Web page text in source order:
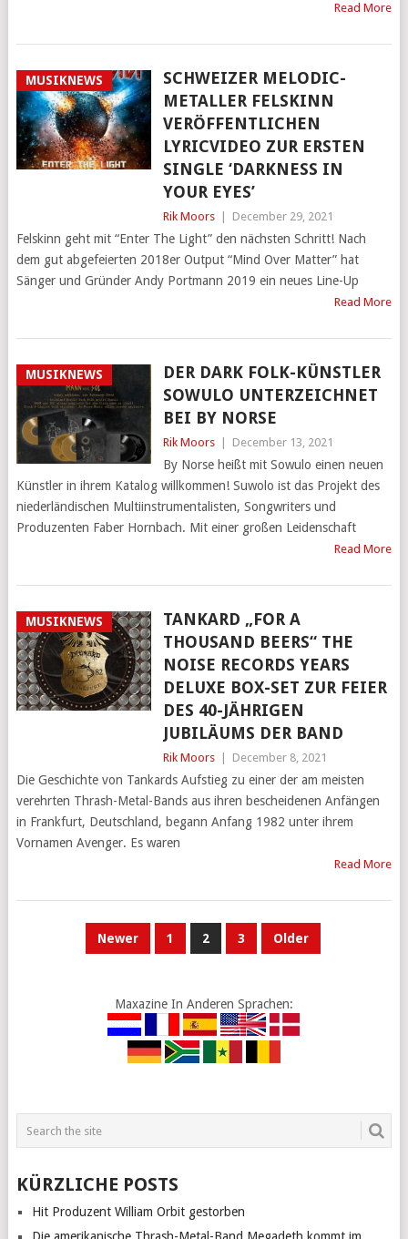
Read More
MUSIKNEWS
SCHWEIZER MELODIC-
METALLER FELSKINN
VERÖFFENTLICHEN
LYRICVIDEO ZUR ERSTEN
SINGLE ‘DARKNESS IN
YOUR EYES’
Rik Moors December 29, 2021
Felskinn geht mit “Enter The Light” den nächsten Schritt! Nach
dem gut abgefeierten 2018er Output “Mind Over Matter” hat
Sänger und Gründer Andy Portmann 2019 ein neues Line-Up
Read More
MUSIKNEWS
DER DARK FOLK-KÜNSTLER
SOWULO UNTERZEICHNET
BEI BY NORSE
Rik Moors December 13, 2021
By Norse heißt mit Sowulo einen neuen
Künstler in ihrem Katalog willkommen! Suwolo ist das Projekt des
niederländischen Multiinstrumentalisten, Songwriters und
Produzenten Faber Hornbach. Mit einer großen Leidenschaft
Read More
MUSIKNEWS
TANKARD „FOR A
THOUSAND BEERS“ THE
NOISE RECORDS YEARS
DELUXE BOX-SET ZUR FEIER
DES 40-JÄHRIGEN
JUBILÄUMS DER BAND
Rik Moors December 8, 2021
Die Geschichte von Tankards Aufstieg zu einer der am meisten
verehrten Thrash-Metal-Bands aus ihren bescheidenen Anfängen
in Frankfurt, Deutschland, begann Anfang 1982 unter ihrem
Vornamen Avenger. Es waren
Read More
Newer 1 2 3 Older
Maxazine In Anderen Sprachen:
KÜRZLICHE POSTS
Hit Produzent William Orbit gestorben